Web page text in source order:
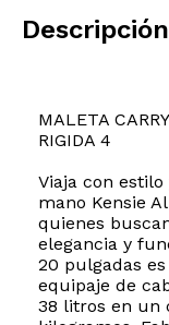
MALETA
RIGIDA 4
Viaja con
mano Kensie
quienes
elegancia y
20 pulgadas
equipaje de
38 litros en un